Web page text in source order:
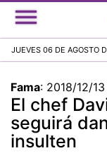
JUEVES 06 DE AGOSTO
Fama: 2018/12/
El chef
seguirá
insulten